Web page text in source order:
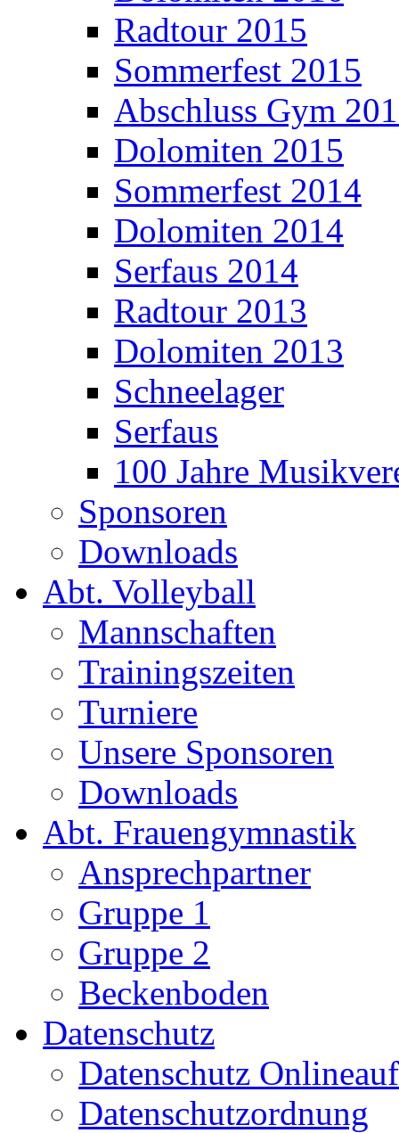
Radtour 2015
Sommerfest 2015
Abschluss Gym
Dolomiten 2015
Sommerfest 2014
Dolomiten 2014
Serfaus 2014
Radtour 2013
Dolomiten 2013
Schneelager
Serfaus
100 Jahre
Sponsoren
Downloads
Abt. Volleyball
Mannschaften
Trainingszeiten
Turniere
Unsere Sponsoren
Downloads
Abt. Frauengymnastik
Ansprechpartner
Gruppe 1
Gruppe 2
Beckenboden
Datenschutz
Datenschutz
Datenschutzordnung